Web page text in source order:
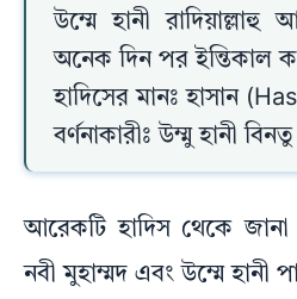
উম্মে হানী
অনেক দিন পর ইন্তিকাল
হাদিসের মানঃ হাসান
বর্ণনাকারীঃ উম্মু হানী
আরেকটি হাদিস থেকে
নবী মুহাম্মদ এবং উম্মে হানী